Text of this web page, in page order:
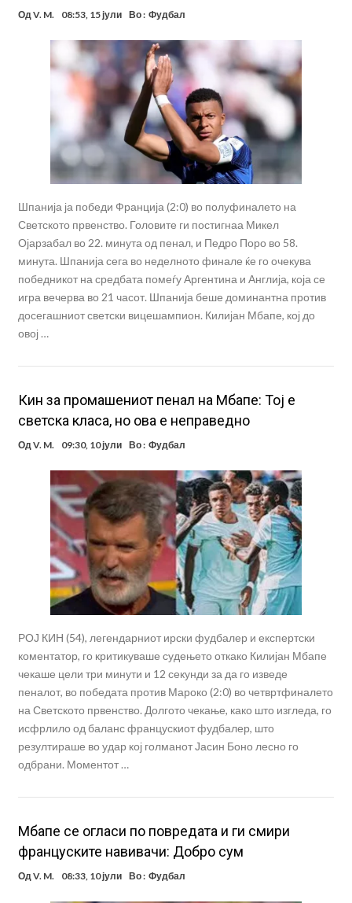
ОдV. M. 08:53, 15 јули Во : Фудбал
Шпанија ја победи Франција (2:0) во полуфиналето на
Светското првенство. Головите ги постигнаа Микел
Ојарзабал во 22. минута од пенал, и Педро Поро во 58.
минута. Шпанија сега во неделното финале ќе го очекува
победникот на средбата помеѓу Аргентина и Англија, која се
игра вечерва во 21 часот. Шпанија беше доминантна против
досегашниот светски вицешампион. Килијан Мбапе, кој до
овој …
Кин за промашениот пенал на Мбапе: Тој е
светска класа, но ова е неправедно
ОдV. M. 09:30, 10 јули Во : Фудбал
РОЈ КИН (54), легендарниот ирски фудбалер и експертски
коментатор, го критикуваше судењето откако Килијан Мбапе
чекаше цели три минути и 12 секунди за да го изведе
пеналот, во победата против Мароко (2:0) во четвртфиналето
на Светското првенство. Долгото чекање, како што изгледа, го
исфрлило од баланс францускиот фудбалер, што
резултираше во удар кој голманот Јасин Боно лесно го
одбрани. Моментот …
Мбапе се огласи по повредата и ги смири
француските навивачи: Добро сум
Од V. M. 08:33, 10 јули Во : Фудбал